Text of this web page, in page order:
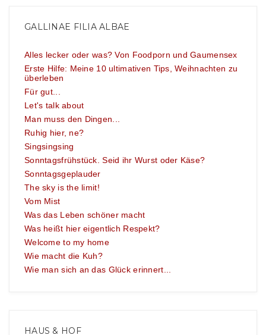
GALLINAE FILIA ALBAE
Alles lecker oder was? Von Foodporn und Gaumensex
Erste Hilfe: Meine 10 ultimativen Tips, Weihnachten zu
überleben
Für gut...
Let's talk about
Man muss den Dingen...
Ruhig hier, ne?
Singsingsing
Sonntagsfrühstück. Seid ihr Wurst oder Käse?
Sonntagsgeplauder
The sky is the limit!
Vom Mist
Was das Leben schöner macht
Was heißt hier eigentlich Respekt?
Welcome to my home
Wie macht die Kuh?
Wie man sich an das Glück erinnert...
HAUS & HOF